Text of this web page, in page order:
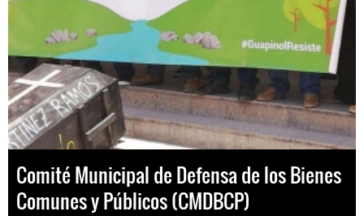
Comité Municipal de Defensa de los Bienes
Comunes y Públicos (CMDBCP)